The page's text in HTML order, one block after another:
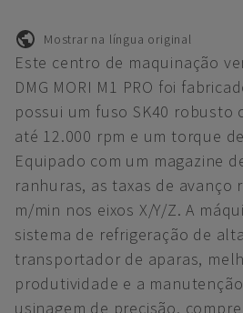
Mostrar na língua original
Este centro de maquinação
DMG MORI M1 PRO foi
possui um fuso SK40 robusto
até 12.000 rpm e um torque
Equipado com um magazine
ranhuras, as taxas de avanço
m/min nos eixos X/Y/Z. A
sistema de refrigeração de
transportador de aparas,
produtividade e a
usinagem de precisão,